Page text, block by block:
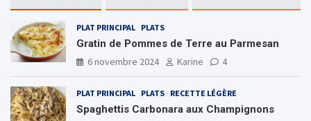
PLAT PRINCIPAL PLATS
Gratin de Pommes de Terre au Parmesan
6 novembre 2024
Karine 4
PLAT PRINCIPAL PLATS RECETTE LÉGÈRE
Spaghettis Carbonara aux Champignons